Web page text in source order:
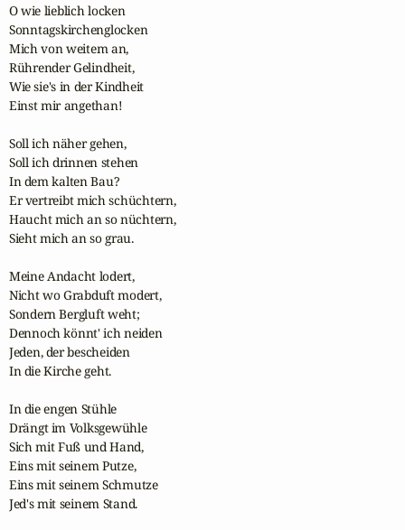
O wie lieblich locken
Sonntagskirchenglocken
Mich von weitem an,
Rührender Gelindheit,
Wie sie's in der Kindheit
Einst mir angethan!
Soll ich näher gehen,
Soll ich drinnen stehen
In dem kalten Bau?
Er vertreibt mich schüchtern,
Haucht mich an so nüchtern,
Sieht mich an so grau.
Meine Andacht lodert,
Nicht wo Grabduft modert,
Sondern Bergluft weht;
Dennoch könnt' ich neiden
Jeden, der bescheiden
In die Kirche geht.
In die engen Stühle
Drängt im Volksgewühle
Sich mit Fuß und Hand,
Eins mit seinem Putze,
Eins mit seinem Schmutze
Jed's mit seinem Stand.